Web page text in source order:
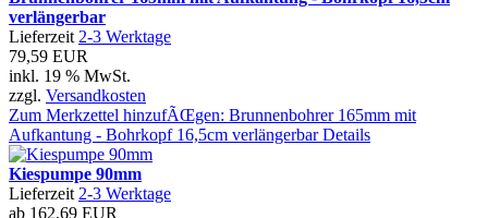
verlängerbar
Lieferzeit2-3 Werktage
79,59 EUR
inkl. 19 % MwSt.
zzgl. Versandkosten
Zum Merkzettel hinzufÃŒgen: Brunnenbohrer 165mm mit
Aufkantung - Bohrkopf 16,5cm verlängerbar Details
Kiespumpe 90mm
Lieferzeit2-3 Werktage
ab 162,69 EUR